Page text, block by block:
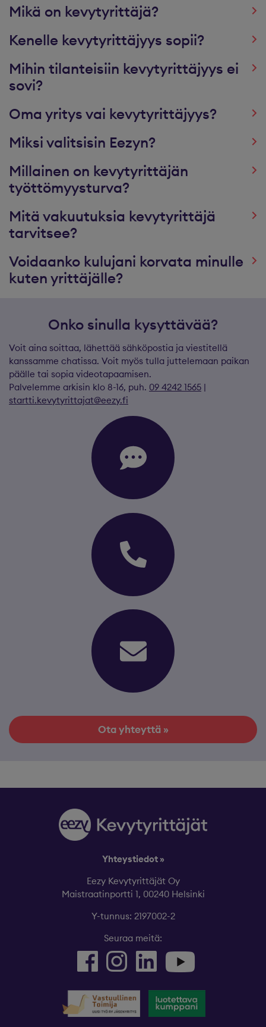
Mikä on kevytyrittäjä?
Kenelle kevytyrittäjyys sopii?
Mihin tilanteisiin kevytyrittäjyys ei
sovi?
Oma yritys vai kevytyrittäjyys?
Miksi valitsisin Eezyn?
Millainen on kevytyrittäjän
työttömyysturva?
Mitä vakuutuksia kevytyrittäjä
tarvitsee?
Voidaanko kulujani korvata minulle
kuten yrittäjälle?
Onko sinulla kysyttävää?
Voit aina soittaa, lähettää sähköpostia ja viestitellä
kanssamme chatissa. Voit myös tulla juttelemaan paikan
päälle tai sopia videotapaamisen.
Palvelemme arkisin klo 8-16, puh. 09 4242 1565 |
startti.kevytyrittajat@eezy.fi
Ota yhteyttä »
Yhteystiedot »
Eezy Kevytyrittäjät Oy
Maistraatinportti 1, 00240 Helsinki
Y-tunnus: 2197002-2
Seuraa meitä: